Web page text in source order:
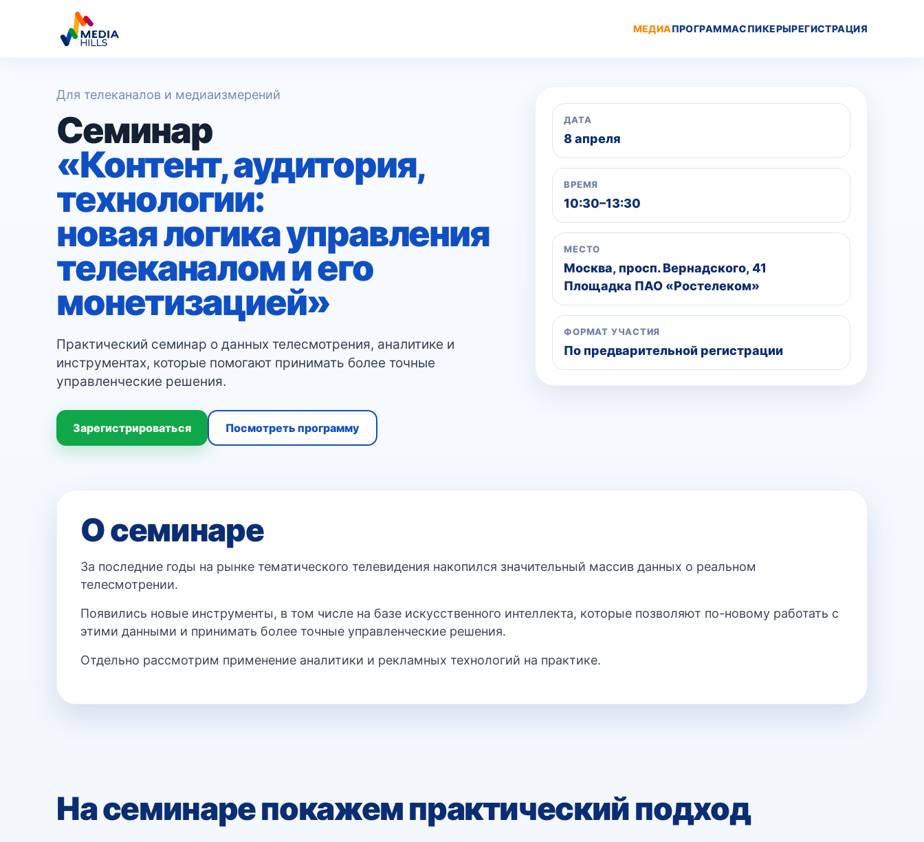
МЕДИАПРОГРАММАСПИКЕРЫРЕГИСТРАЦИЯ
Для телеканалов и медиаизмерений
Семинар
«Контент, аудитория,
технологии:
новая логика управления
телеканалом и его
монетизацией»
Практический семинар о данных телесмотрения, аналитике и
инструментах, которые помогают принимать более точные
управленческие решения.
Зарегистрироваться Посмотреть программу
ДАТА
8 апреля
ВРЕМЯ
10:30–13:30
МЕСТО
Москва, просп. Вернадского, 41
Площадка ПАО «Ростелеком»
ФОРМАТ УЧАСТИЯ
По предварительной регистрации
О семинаре
За последние годы на рынке тематического телевидения накопился значительный массив данных о реальном
телесмотрении.
Появились новые инструменты, в том числе на базе искусственного интеллекта, которые позволяют по-новому работать с
этими данными и принимать более точные управленческие решения.
Отдельно рассмотрим применение аналитики и рекламных технологий на практике.
На семинаре покажем практический подход